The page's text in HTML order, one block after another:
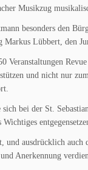
Musikzug
besonders den
Lübbert, den
Veranstaltungen
und nicht nur
bei der St.
ausdrücklich
Anerkennung